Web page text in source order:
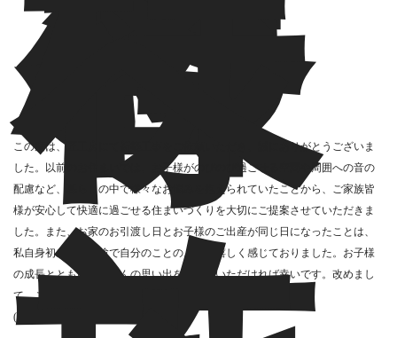
様
へ
この度は、匠工房にて新築工事をご依頼いただき、誠にありがとうございま
した。以前のお住まいでは、お子様がのびのび過ごせる空間や周囲への音の
配慮など、暮らしの中で様々なお悩みを抱えられていたことから、ご家族皆
様が安心して快適に過ごせる住まいづくりを大切にご提案させていただきま
した。また、お家のお引渡し日とお子様のご出産が同じ日になったことは、
私自身初めての経験で自分のことのように嬉しく感じておりました。お子様
の成長とともにたくさんの思い出を育んでいただければ幸いです。改めまし
て、この度は本当にありがとうございました。
(担当：Y.S｜S.M)